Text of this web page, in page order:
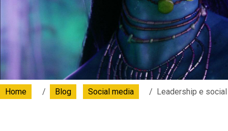
Home Blog Social media Leadership e